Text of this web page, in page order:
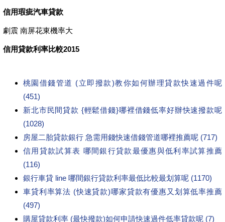
信用瑕疵汽車貸款
劇震 南屏花東機率大
信用貸款利率比較2015
桃園借錢管道 (立即撥款)教你如何辦理貸款快速過件呢
(451)
新北市民間貸款 {輕鬆借錢}哪裡借錢低率好辦快速撥款呢
(1028)
房屋二胎貸款銀行 急需用錢快速借錢管道哪裡推薦呢 (717)
信用貸款試算表 哪間銀行貸款最優惠與低利率試算推薦
(116)
銀行車貸 line 哪間銀行貸款利率最低比較最划算呢 (1170)
車貸利率算法 (快速貸款)哪家貸款有優惠又划算低率推薦
(497)
購屋貸款利率 (最快撥款)如何申請快速過件低率貸款呢 (7)